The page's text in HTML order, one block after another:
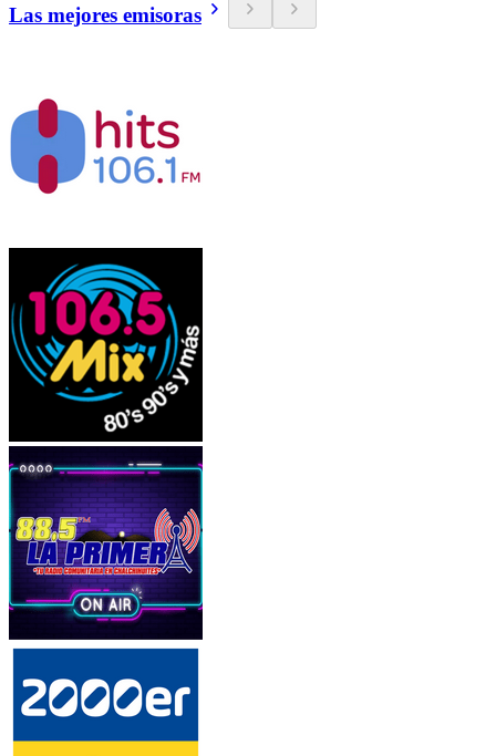
Las mejores emisoras